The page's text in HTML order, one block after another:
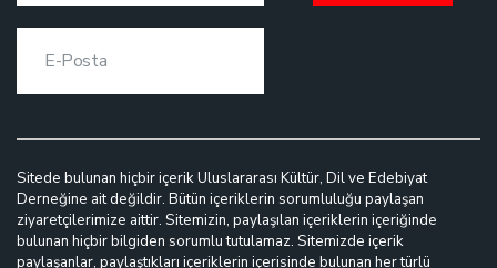
Sitede bulunan hiçbir içerik Uluslararası Kültür, Dil ve Edebiyat
Derneğine ait değildir. Bütün içeriklerin sorumluluğu paylaşan
ziyaretçilerimize aittir. Sitemizin, paylaşılan içeriklerin içeriğinde
bulunan hiçbir bilgiden sorumlu tutulamaz. Sitemizde içerik
paylaşanlar, paylaştıkları içeriklerin içerisinde bulunan her türlü